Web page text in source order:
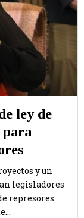
ley de
y un
legisladores
represores